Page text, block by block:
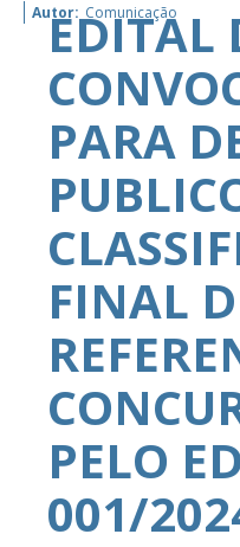
Autor: Comunicação
EDITAL
PARA
FINAL
PELO
001/